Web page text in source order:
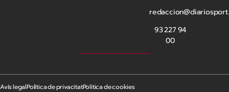
93 227 94
00
Avís legalPolítica de privacitatPolítica de cookies